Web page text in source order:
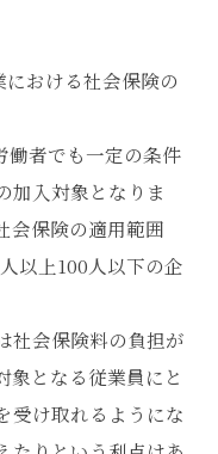
おける社会保険の
働者でも一定の条件
加入対象となりま
会保険の適用範囲
以上100人以下の企
社会保険料の負担が
象となる従業員にと
受け取れるようにな